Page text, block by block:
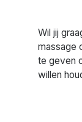
Wil jij
massage
te geven
willen